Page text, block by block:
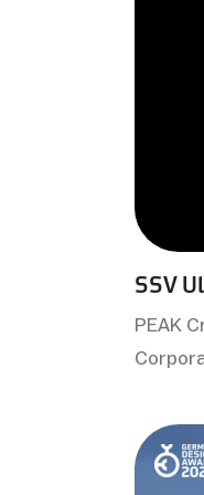
SSV
PEAK